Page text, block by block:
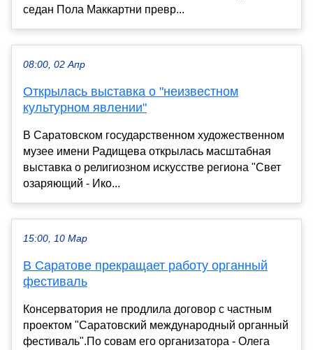
седан Пола Маккартни превр...
08:00, 02 Апр
Открылась выставка о "неизвестном
культурном явлении"
В Саратовском государственном художественном
музее имени Радищева открылась масштабная
выставка о религиозном искусстве региона "Свет
озаряющий - Ико...
15:00, 10 Мар
В Саратове прекращает работу органный
фестиваль
Консерватория не продлила договор с частным
проектом "Саратовский международный органный
фестиваль".По совам его организатора - Олега